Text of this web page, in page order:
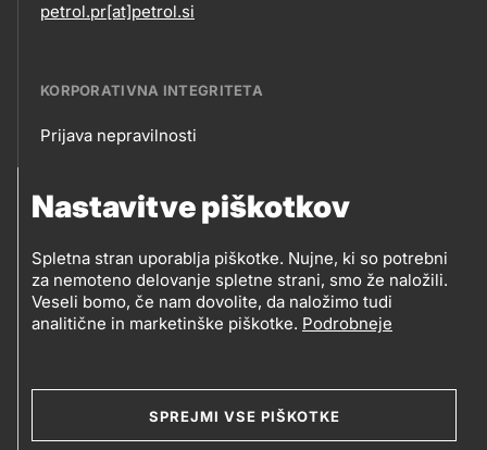
Nastavitve piškotkov
Spletna stran uporablja piškotke. Nujne, ki so potrebni
za nemoteno delovanje spletne strani, smo že naložili.
Veseli bomo, če nam dovolite, da naložimo tudi
analitične in marketinške piškotke. Podrobneje
SPREJMI VSE PIŠKOTKE
petrol.pr[at]petrol.si
KORPORATIVNA INTEGRITETA
integriteta
Prijava nepravilnosti
SLEDITE NAM
Sledite
nam
Prodajna mesta